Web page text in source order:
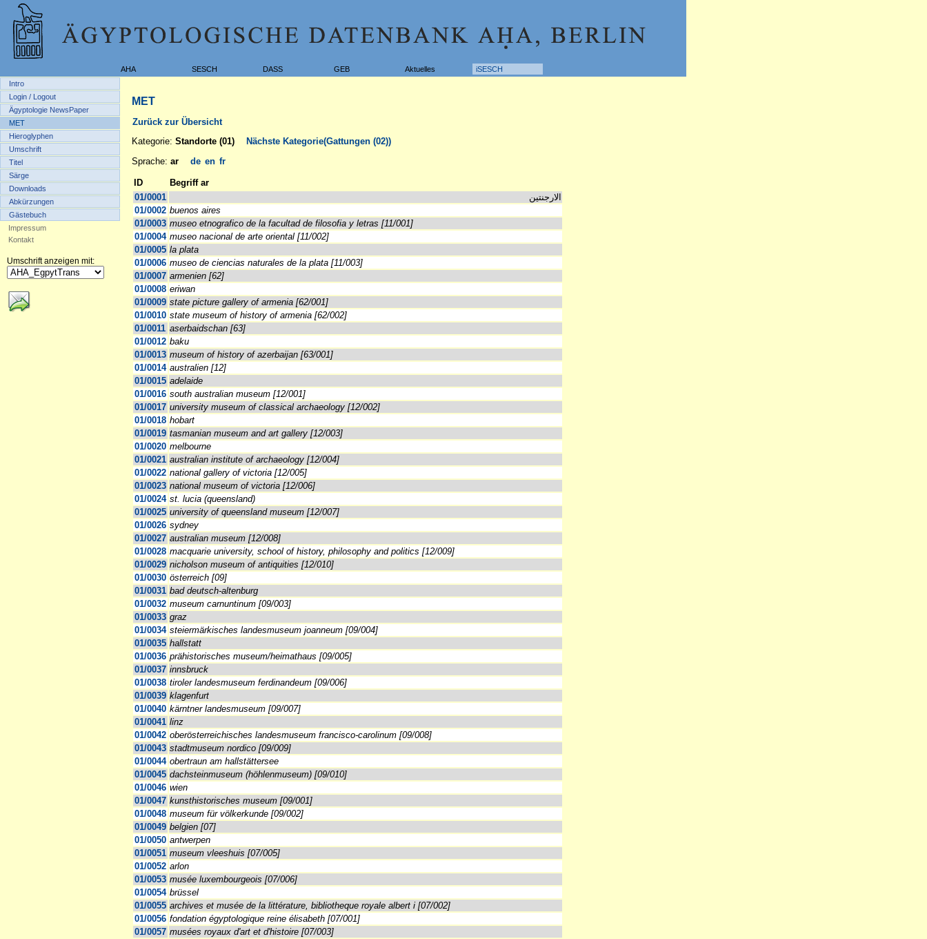
AHA SESCH DASS GEB Aktuelles
iSESCH
Intro
Login / Logout
Ägyptologie NewsPaper
MET
Hieroglyphen
Umschrift
Titel
Särge
Downloads
Abkürzungen
Gästebuch
Impressum
Kontakt
Umschrift anzeigen mit:
MET
Zurück zur Übersicht
Kategorie: Standorte (01)
Nächste Kategorie(Gattungen (02))
Sprache: ar de en fr
ID
Begriff ar
01/0001
الارجنتين
01/0002 buenos aires
01/0003 museo etnografico de la facultad de filosofia y letras [11/001]
01/0004 museo nacional de arte oriental [11/002]
01/0005 la plata
01/0006 museo de ciencias naturales de la plata [11/003]
01/0007 armenien [62]
01/0008 eriwan
01/0009 state picture gallery of armenia [62/001]
01/0010 state museum of history of armenia [62/002]
01/0011 aserbaidschan [63]
01/0012 baku
01/0013 museum of history of azerbaijan [63/001]
01/0014 australien [12]
01/0015 adelaide
01/0016 south australian museum [12/001]
01/0017 university museum of classical archaeology [12/002]
01/0018 hobart
01/0019 tasmanian museum and art gallery [12/003]
01/0020 melbourne
01/0021 australian institute of archaeology [12/004]
01/0022 national gallery of victoria [12/005]
01/0023 national museum of victoria [12/006]
01/0024 st. lucia (queensland)
01/0025 university of queensland museum [12/007]
01/0026 sydney
01/0027 australian museum [12/008]
01/0028 macquarie university, school of history, philosophy and politics [12/009]
01/0029 nicholson museum of antiquities [12/010]
01/0030 österreich [09]
01/0031 bad deutsch-altenburg
01/0032 museum carnuntinum [09/003]
01/0033 graz
01/0034 steiermärkisches landesmuseum joanneum [09/004]
01/0035 hallstatt
01/0036 prähistorisches museum/heimathaus [09/005]
01/0037 innsbruck
01/0038 tiroler landesmuseum ferdinandeum [09/006]
01/0039 klagenfurt
01/0040 kärntner landesmuseum [09/007]
01/0041 linz
01/0042 oberösterreichisches landesmuseum francisco-carolinum [09/008]
01/0043 stadtmuseum nordico [09/009]
01/0044 obertraun am hallstättersee
01/0045 dachsteinmuseum (höhlenmuseum) [09/010]
01/0046 wien
01/0047 kunsthistorisches museum [09/001]
01/0048 museum für völkerkunde [09/002]
01/0049 belgien [07]
01/0050 antwerpen
01/0051 museum vleeshuis [07/005]
01/0052 arlon
01/0053 musée luxembourgeois [07/006]
01/0054 brüssel
01/0055 archives et musée de la littérature, bibliotheque royale albert i [07/002]
01/0056 fondation égyptologique reine élisabeth [07/001]
01/0057 musées royaux d'art et d'histoire [07/003]